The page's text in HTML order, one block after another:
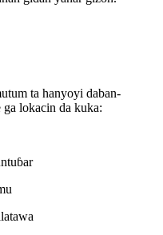
ta hanyoyi daban-
ga lokacin da kuka: